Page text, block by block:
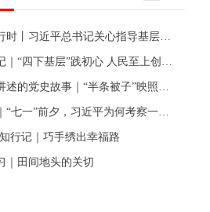
行记｜巧手绣出幸福路
｜田间地头的关切